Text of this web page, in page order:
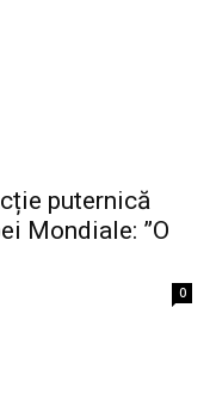
puternică
Mondiale: ”O
0